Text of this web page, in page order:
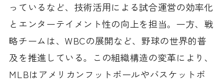
っているなど、技術活用による試合運営の効率化
とエンターテイメント性の向上を担当。一方、戦
略チームは、WBCの展開など、野球の世界的普
及を推進している。この組織構造の変革により、
MLBはアメリカンフットボールやバスケットボ